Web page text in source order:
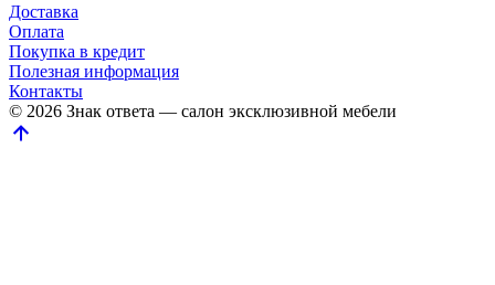
Доставка
Оплата
Покупка в кредит
Полезная информация
Контакты
© 2026 Знак ответа — салон эксклюзивной мебели